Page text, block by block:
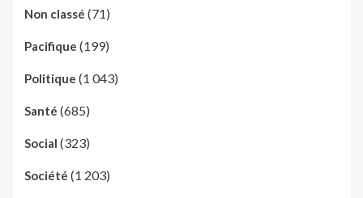
Non classé (71)
Pacifique (199)
Politique (1 043)
Santé (685)
Social (323)
Société (1 203)